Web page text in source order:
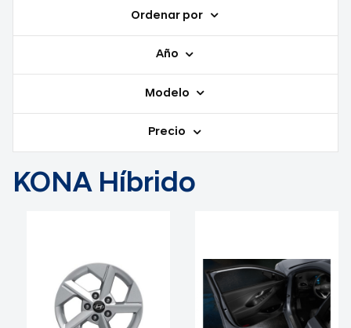
Ordenar por
Año
Modelo
Precio
KONA Híbrido